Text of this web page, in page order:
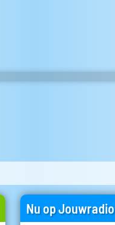
Nu op Jouwradio